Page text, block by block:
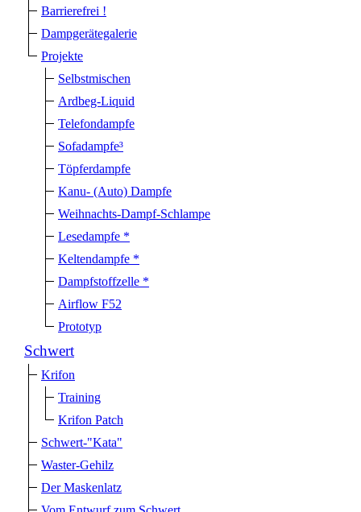
Barrierefrei !
Dampgerätegalerie
Projekte
Selbstmischen
Ardbeg-Liquid
Telefondampfe
Sofadampfe³
Töpferdampfe
Kanu- (Auto) Dampfe
Weihnachts-Dampf-Schlampe
Lesedampfe *
Keltendampfe *
Dampfstoffzelle *
Airflow F52
Prototyp
Schwert
Krifon
Training
Krifon Patch
Schwert-"Kata"
Waster-Gehilz
Der Maskenlatz